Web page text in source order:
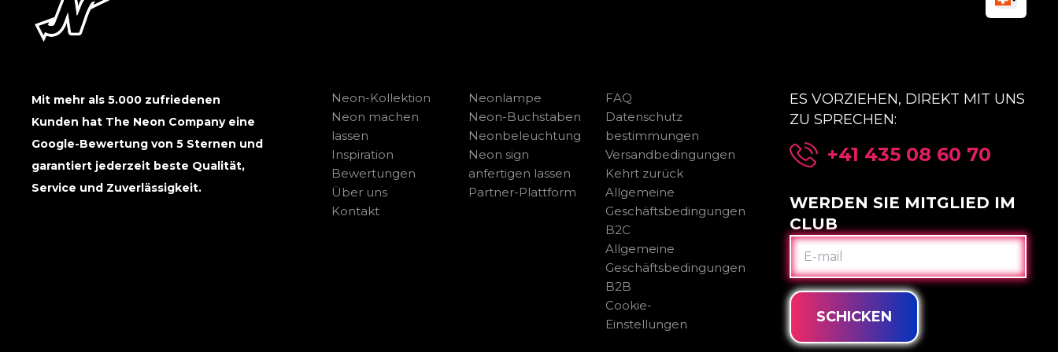
Mit mehr als 5.000 zufriedenen
Kunden hat The Neon Company eine
Google-Bewertung von 5 Sternen und
garantiert jederzeit beste Qualität,
Service und Zuverlässigkeit.
Neon-Kollektion
Neon machen
lassen
Inspiration
Bewertungen
Über uns
Kontakt
Neonlampe
Neon-Buchstaben
Neonbeleuchtung
Neon sign
anfertigen lassen
Partner-Plattform
FAQ
Datenschutz
bestimmungen
Versandbedingungen
Kehrt zurück
Allgemeine
Geschäftsbedingungen
B2C
Allgemeine
Geschäftsbedingungen
B2B
Cookie-
Einstellungen
ES VORZIEHEN, DIREKT MIT UNS
ZU SPRECHEN:
+41 435 08 60 70
WERDEN SIE MITGLIED IM
CLUB
E-
MAIL
SCHICKEN